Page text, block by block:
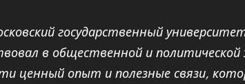
государственный
в общественной и
ценный опыт и полезные связи,